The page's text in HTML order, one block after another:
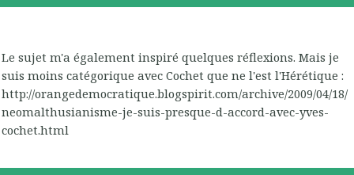
Le sujet m'a également inspiré quelques réflexions. Mais je
suis moins catégorique avec Cochet que ne l'est l'Hérétique :
http://orangedemocratique.blogspirit.com/archive/2009/04/18/
neomalthusianisme-je-suis-presque-d-accord-avec-yves-
cochet.html